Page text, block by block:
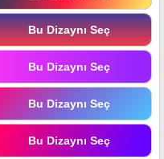
Bu Dizaynı Seç
Bu Dizaynı Seç
Bu Dizaynı Seç
Bu Dizaynı Seç